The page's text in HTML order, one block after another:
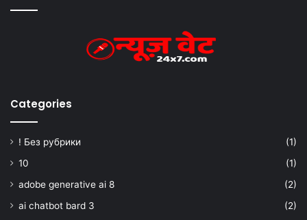
Categories
! Без рубрики
(1)
10
(1)
adobe generative ai 8
(2)
ai chatbot bard 3
(2)